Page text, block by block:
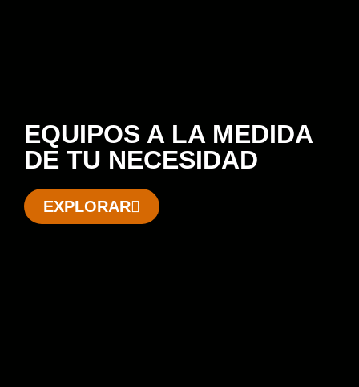
EQUIPOS A LA MEDIDA
DE TU NECESIDAD
EXPLORAR